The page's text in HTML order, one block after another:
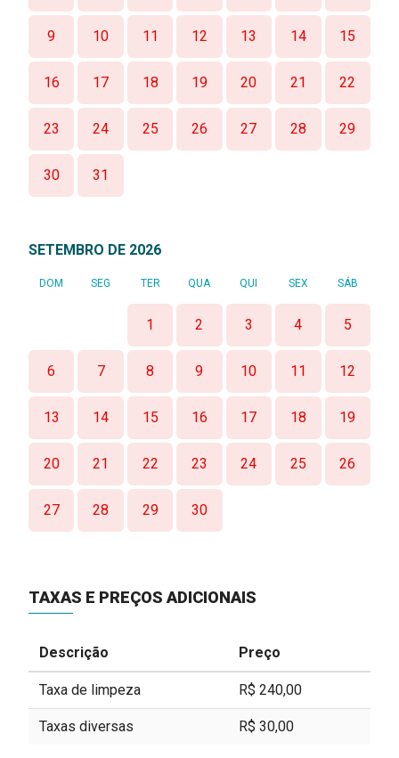
9 10 11 12 13 14 15
16 17 18 19 20 21 22
23 24 25 26 27 28 29
30 31
SETEMBRO DE 2026
DOM SEG TER QUA QUI SEX SÁB
1 2 3 4 5
6 7 8 9 10 11 12
13 14 15 16 17 18 19
20 21 22 23 24 25 26
27 28 29 30
TAXAS E PREÇOS ADICIONAIS
Descrição Preço
Taxa de limpeza R$ 240,00
Taxas diversas R$ 30,00